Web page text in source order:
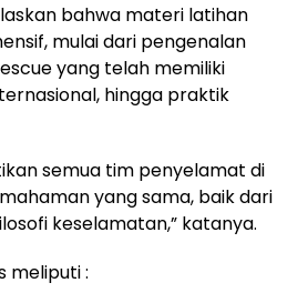
bahwa materi latihan
mulai dari pengenalan
yang telah memiliki
hingga praktik
semua tim penyelamat di
yang sama, baik dari
keselamatan,” katanya.
meliputi :